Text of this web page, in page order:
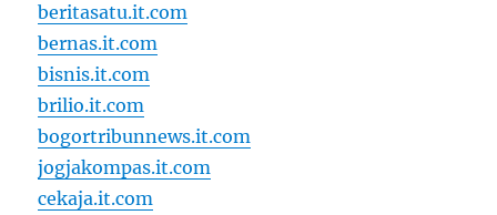
beritasatu.it.com
bernas.it.com
bisnis.it.com
brilio.it.com
bogortribunnews.it.com
jogjakompas.it.com
cekaja.it.com